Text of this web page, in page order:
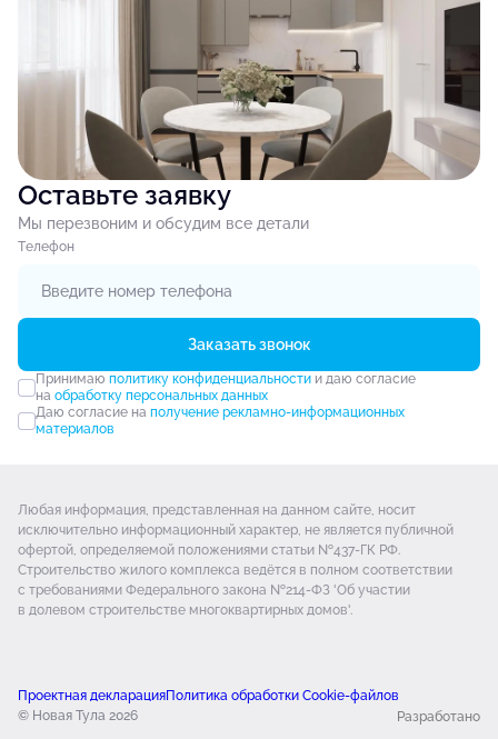
Оставьте заявку
Мы перезвоним и обсудим все детали
Tелефон
Заказать звонок
Принимаю политику конфиденциальностии даю согласие
на обработку персональных данных
Даю согласие на получение рекламно-информационных
материалов
Любая информация, представленная на данном сайте, носит
исключительно информационный характер, не является публичной
офертой, определяемой положениями статьи №437-ГК РФ.
Строительство жилого комплекса ведётся в полном соответствии
с требованиями Федерального закона №214-ФЗ 'Об участии
в долевом строительстве многоквартирных домов'.
© Новая Тула 2026
Проектная декларацияПолитика обработки Cookie-файлов
Разработано